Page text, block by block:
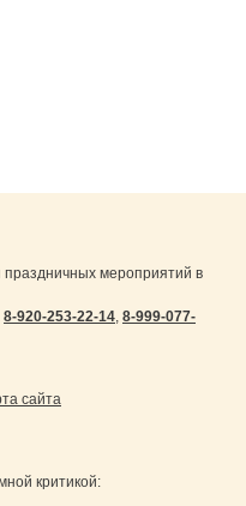
мероприятий в
8-920-253-22-14, 8-999-077-
сайта
критикой: